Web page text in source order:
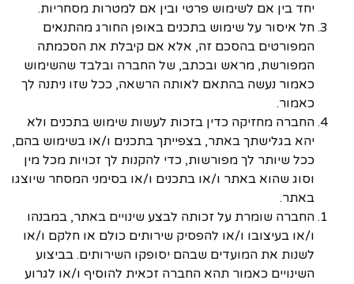
יחד בין אם לשימוש פרטי ובין אם למטרות מסחריות.
חל איסור על שימוש בתכנים באופן החורג מהתנאים
המפורטים בהסכם זה, אלא אם קיבלת את הסכמתה
המפורשת, מראש ובכתב, של החברה ובלבד שהשימוש
כאמור נעשה בהתאם לאותה הרשאה, ככל שזו ניתנה לך
כאמור.
החברה מחזיקה כדין בזכות לעשות שימוש בתכנים ולא
יהא בגלישתך באתר, בצפייתך בתכנים ו/או בשימוש בהם,
ככל שיותר לך מפורשות, כדי להקנות לך זכויות מכל מין
וסוג שהוא באתר ו/או בתכנים ו/או בסימני המסחר שיוצגו
באתר.
החברה שומרת על זכותה לבצע שינויים באתר, במבנהו
ו/או בעיצובו ו/או להפסיק שירותים כולם או חלקם ו/או
לשנות את המועדים שבהם יסופקו השירותים. בביצוע
השינויים כאמור תהא החברה זכאית להוסיף ו/או לגרוע